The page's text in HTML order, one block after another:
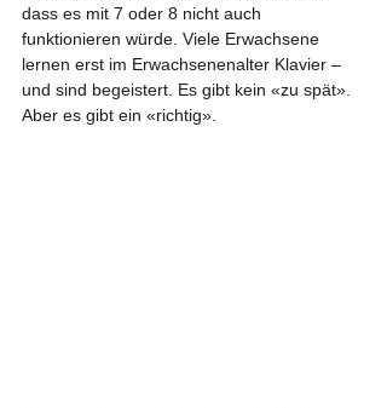
dass es mit 7 oder 8 nicht auch
funktionieren würde. Viele Erwachsene
lernen erst im Erwachsenenalter Klavier –
und sind begeistert. Es gibt kein «zu spät».
Aber es gibt ein «richtig».